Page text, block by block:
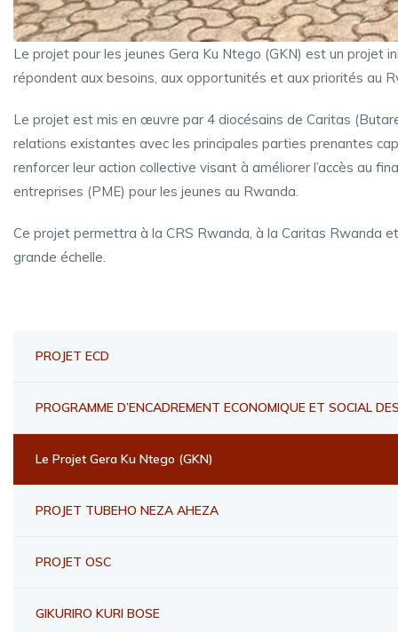
Le projet pour les jeunes Gera Ku Ntego (GKN) est un projet
répondent aux besoins, aux opportunités et aux priorités au
Le projet est mis en œuvre par 4 diocésains de Caritas
relations existantes avec les principales parties prenantes
renforcer leur action collective visant à améliorer l’accès au
entreprises (PME) pour les jeunes au Rwanda.
Ce projet permettra à la CRS Rwanda, à la Caritas Rwanda
grande échelle.
PROJET ECD
PROGRAMME D’ENCADREMENT ECONOMIQUE ET SOCIAL
Le Projet Gera Ku Ntego (GKN)
PROJET TUBEHO NEZA AHEZA
PROJET OSC
GIKURIRO KURI BOSE